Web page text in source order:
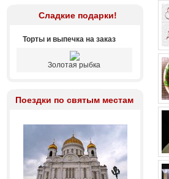
Сладкие подарки!
Торты и выпечка на заказ
Золотая рыбка
Поездки по святым местам